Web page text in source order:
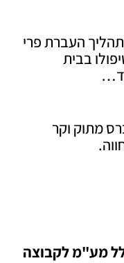
פרי
וקר
מע"מ לקבוצה